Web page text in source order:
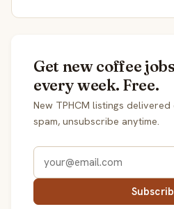
Get new coffee
every week. Free.
New TPHCM listings
spam, unsubscribe anytime.